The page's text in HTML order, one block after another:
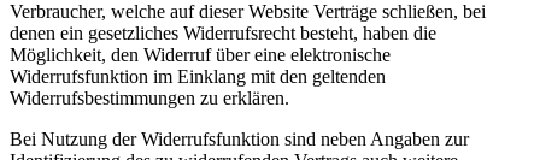
Verbraucher, welche auf dieser Website Verträge schließen, bei
denen ein gesetzliches Widerrufsrecht besteht, haben die
Möglichkeit, den Widerruf über eine elektronische
Widerrufsfunktion im Einklang mit den geltenden
Widerrufsbestimmungen zu erklären.
Bei Nutzung der Widerrufsfunktion sind neben Angaben zur